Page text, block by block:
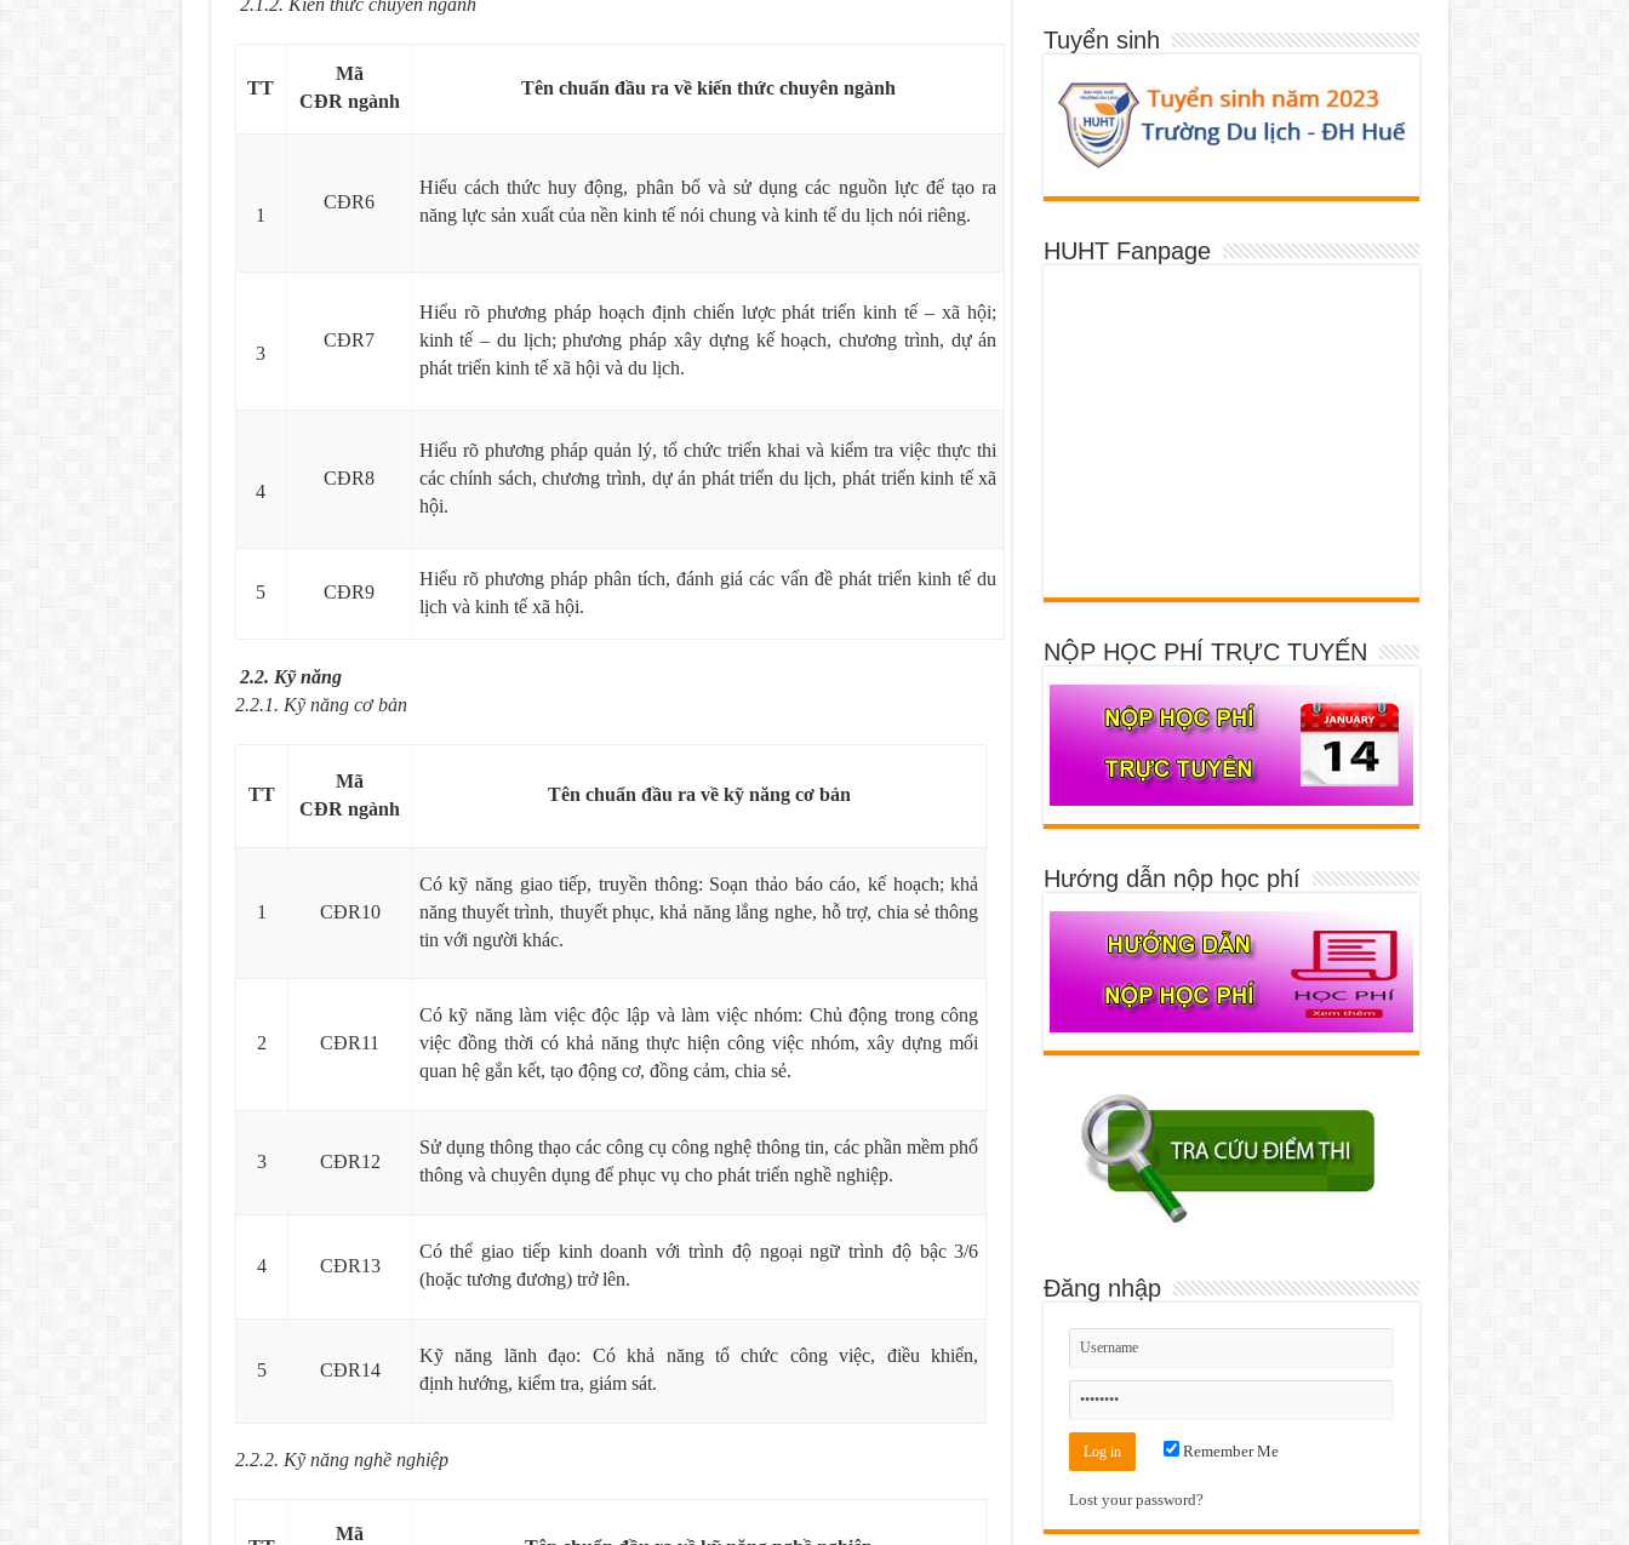
2.1.2. Kiến thức chuyên ngành
TT
Mã
CĐR ngành
Tên chuẩn đầu ra về kiến thức chuyên ngành
1
CĐR6
Hiểu cách thức huy động, phân bổ và sử dụng các nguồn lực đểtạo ra
năng lực sản xuất của nền kinh tế nói chung và kinh tế du lịch nói riêng.
3
CĐR7
Hiểu rõ phương pháp hoạch định chiến lược phát triển kinh tế – xãhội;
kinh tế – du lịch; phương pháp xây dựng kế hoạch, chương trình, dự án
phát triển kinh tế xã hội và du lịch.
4
CĐR8
Hiểu rõ phương pháp quản lý, tổ chức triển khai và kiểm tra việcthực thi
các chính sách, chương trình, dự án phát triển du lịch, phát triển kinh tế xã
hội.
5 CĐR9
Hiểu rõ phương pháp phân tích, đánh giá các vấn đề phát triển kinh tế du
lịch và kinh tế xã hội.
2.2. Kỹ năng
2.2.1. Kỹ năng cơ bản
TT
Mã
CĐR ngành
Tên chuẩn đầu ra về kỹ năng cơ bản
1 CĐR10
Có kỹ năng giao tiếp, truyền thông: Soạn thảo báo cáo, kế hoạch; khả
năng thuyết trình, thuyết phục, khả năng lắng nghe, hỗ trợ, chia sẻ thông
tin với người khác.
2 CĐR11
Có kỹ năng làm việc độc lập và làm việc nhóm: Chủ động trong công
việc đồng thời có khả năng thực hiện công việc nhóm, xây dựng mối
quan hệ gắn kết, tạo động cơ, đồng cảm, chia sẻ.
3 CĐR12
Sử dụng thông thạo các công cụ công nghệ thông tin, các phần mềm phổ
thông và chuyên dụng để phục vụ cho phát triển nghề nghiệp.
4 CĐR13
Có thể giao tiếp kinh doanh với trình độ ngoại ngữ trình độ bậc 3/6
(hoặc tương đương) trở lên.
5 CĐR14
Kỹ năng lãnh đạo: Có khả năng tổ chức công việc, điều khiển,
định hướng, kiểm tra, giám sát.
2.2.2. Kỹ năng nghề nghiệp
Mã
Tuyển sinh
HUHT Fanpage
NỘP HỌC PHÍ TRỰC TUYẾN
Hướng dẫn nộp học phí
Đăng nhập
Remember Me
Lost your password?